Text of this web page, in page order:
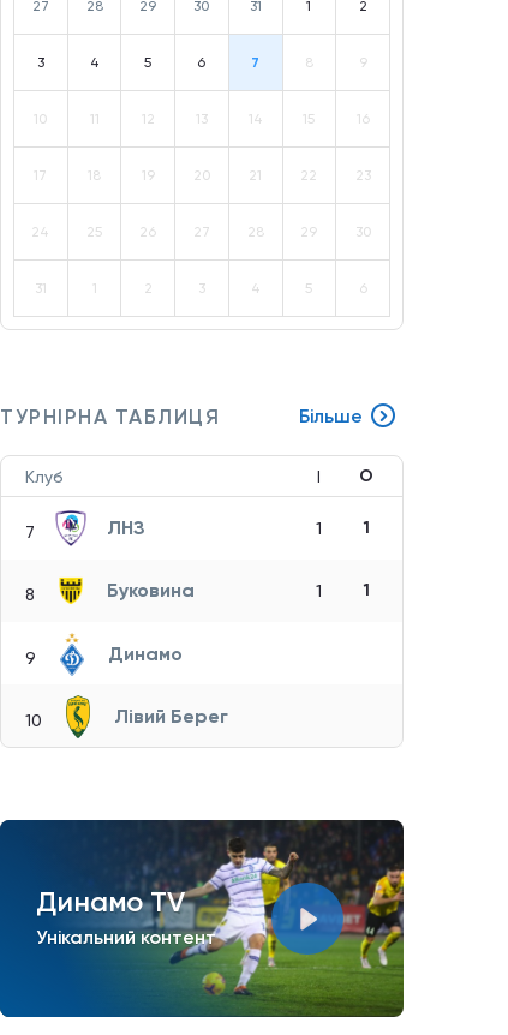
27 28 29 30 31 1 2
3 4 5 6 7 8 9
10 11 12 13 14 15 16
17 18 19 20 21 22 23
24 25 26 27 28 29 30
31 1 2 3 4 5 6
ТУРНІРНА ТАБЛИЦЯ Більше
Клуб І О
7 ЛНЗ 1 1
8 Буковина 1 1
9 Динамо
10 Лівий Берег
Динамо TV
Унікальний контент